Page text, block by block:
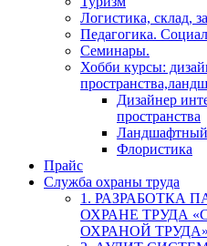
Логистика, склад,
Педагогика.
Семинары.
Хобби курсы:
Дизайнер
пространства
Ландшафтный
Флористика
Прайс
Служба охраны труда
1. РАЗРАБОТКА
ОХРАНЕ ТРУДА
ОХРАНОЙ ТРУДА»